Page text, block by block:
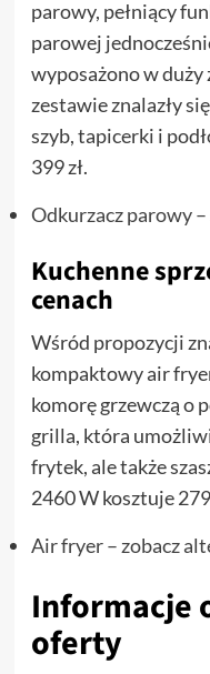
parowy, pełniący
parowej
wyposażono w duży
zestawie znalazły
szyb, tapicerki i
399 zł.
Odkurzacz parowy
Kuchenne
cenach
Wśród propozycji
kompaktowy air
komorę grzewczą o
grilla, która
frytek, ale także
2460 W kosztuje 279
Air fryer – zobacz
Informacje
oferty